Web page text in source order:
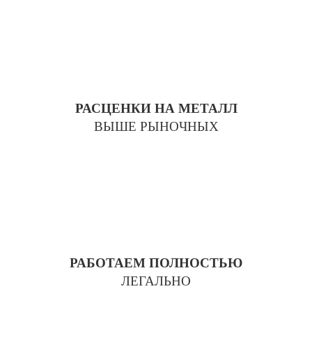
РАСЦЕНКИ НА МЕТАЛЛ
ВЫШЕ РЫНОЧНЫХ
РАБОТАЕМ ПОЛНОСТЬЮ
ЛЕГАЛЬНО